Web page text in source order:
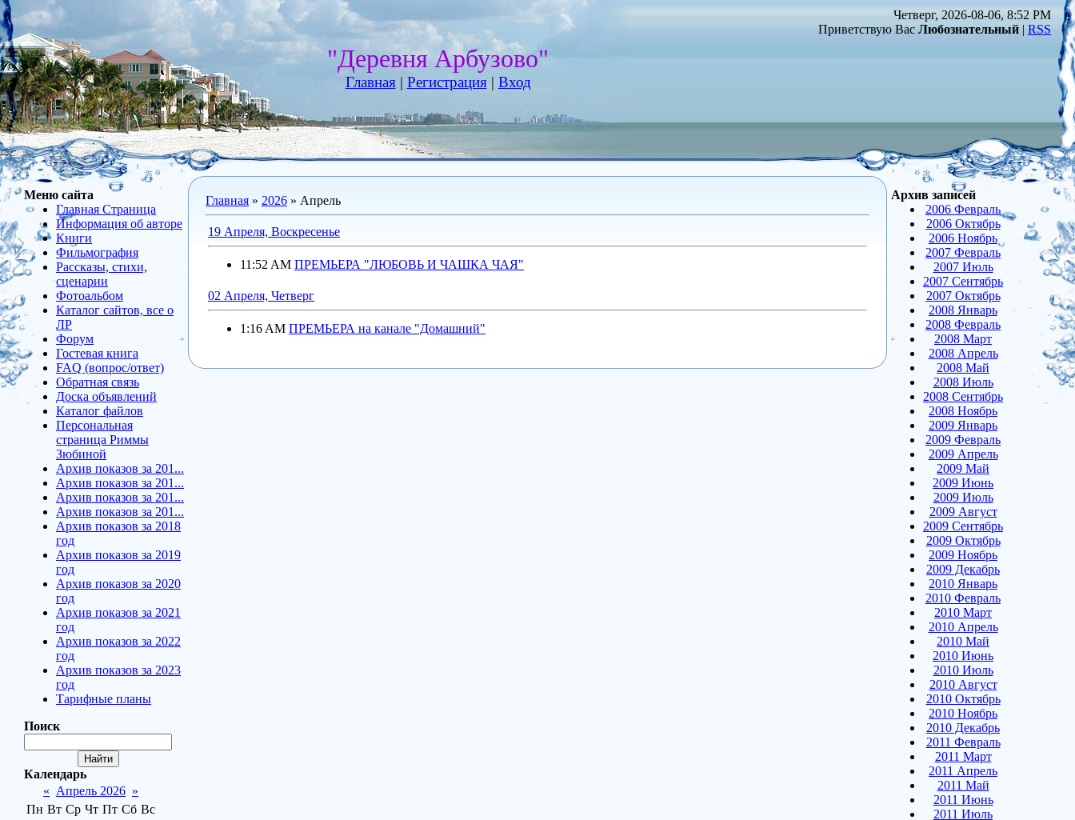
"Деревня Арбузово"
Главная| Регистрация| Вход
Четверг, 2026-08-06, 8:52 PM
Приветствую Вас Любознательный | RSS
Меню сайта
Главная Страница
Информация об авторе
Книги
Фильмография
Рассказы, стихи,
сценарии
Фотоальбом
Каталог сайтов, все о
ЛР
Форум
Гостевая книга
FAQ (вопрос/ответ)
Обратная связь
Доска объявлений
Каталог файлов
Персональная
страница Риммы
Зюбиной
Архив показов за 201...
Архив показов за 201...
Архив показов за 201...
Архив показов за 201...
Архив показов за 2018
год
Архив показов за 2019
год
Архив показов за 2020
год
Архив показов за 2021
год
Архив показов за 2022
год
Архив показов за 2023
год
Тарифные планы
Поиск
Календарь
« Апрель 2026 »
Пн Вт Ср Чт Пт Сб Вс
Главная » 2026 » Апрель
19 Апреля, Воскресенье
11:52 AM ПРЕМЬЕРА "ЛЮБОВЬ И ЧАШКА ЧАЯ"
02 Апреля, Четверг
1:16 AM ПРЕМЬЕРА на канале "Домашний"
Архив записей
2006 Февраль
2006 Октябрь
2006 Ноябрь
2007 Февраль
2007 Июль
2007 Сентябрь
2007 Октябрь
2008 Январь
2008 Февраль
2008 Март
2008 Апрель
2008 Май
2008 Июль
2008 Сентябрь
2008 Ноябрь
2009 Январь
2009 Февраль
2009 Апрель
2009 Май
2009 Июнь
2009 Июль
2009 Август
2009 Сентябрь
2009 Октябрь
2009 Ноябрь
2009 Декабрь
2010 Январь
2010 Февраль
2010 Март
2010 Апрель
2010 Май
2010 Июнь
2010 Июль
2010 Август
2010 Октябрь
2010 Ноябрь
2010 Декабрь
2011 Февраль
2011 Март
2011 Апрель
2011 Май
2011 Июнь
2011 Июль